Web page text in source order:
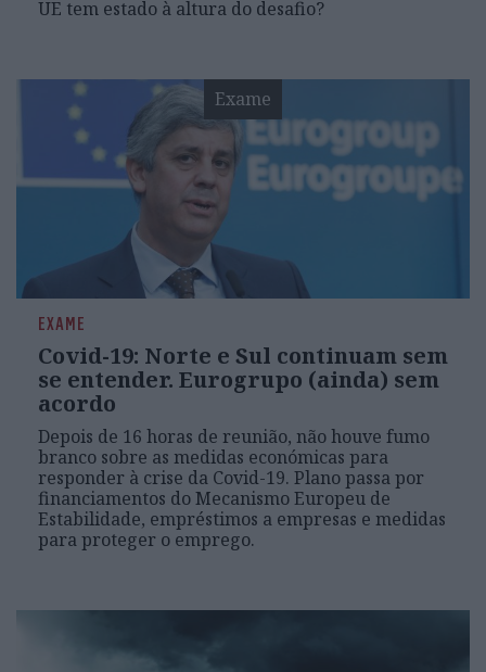
UE tem estado à altura do desafio?
Exame
EXAME
Covid-19: Norte e Sul continuam sem
se entender. Eurogrupo (ainda) sem
acordo
Depois de 16 horas de reunião, não houve fumo
branco sobre as medidas económicas para
responder à crise da Covid-19. Plano passa por
financiamentos do Mecanismo Europeu de
Estabilidade, empréstimos a empresas e medidas
para proteger o emprego.